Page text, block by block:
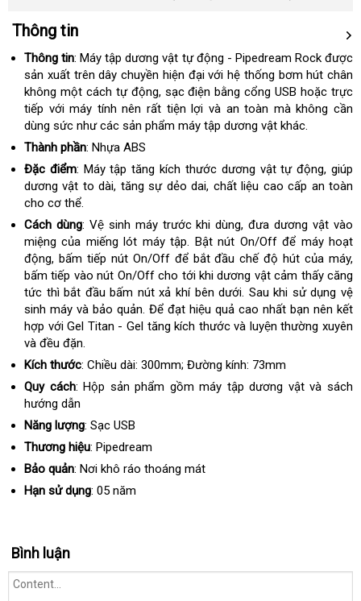
Thông tin
Thông tin: Máy tập dương vật tự động - Pipedream Rock được
sản xuất trên dây chuyền hiện đại với hệ thống bơm hút chân
không một cách tự động, sạc điện bằng cổng USB hoặc trực
tiếp với máy tính nên rất tiện lợi và an toàn mà không cần
dùng sức như các sản phẩm máy tập dương vật khác.
Thành phần: Nhựa ABS
Đặc điểm: Máy tập tăng kích thước dương vật tự động, giúp
dương vật to dài, tăng sự dẻo dai, chất liệu cao cấp an toàn
cho cơ thể.
Cách dùng: Vệ sinh máy trước khi dùng, đưa dương vật vào
miệng của miếng lót máy tập. Bật nút On/Off để máy hoạt
động, bấm tiếp nút On/Off để bắt đầu chế độ hút của máy,
bấm tiếp vào nút On/Off cho tới khi dương vật cảm thấy căng
tức thì bắt đầu bấm nút xả khí bên dưới. Sau khi sử dụng vệ
sinh máy và bảo quản. Để đạt hiệu quả cao nhất bạn nên kết
hợp với Gel Titan - Gel tăng kích thước và luyện thường xuyên
và đều đặn.
Kích thước: Chiều dài: 300mm; Đường kính: 73mm
Quy cách: Hộp sản phẩm gồm máy tập dương vật và sách
hướng dẫn
Năng lượng: Sạc USB
Thương hiệu: Pipedream
Bảo quản: Nơi khô ráo thoáng mát
Hạn sử dụng: 05 năm
Bình luận